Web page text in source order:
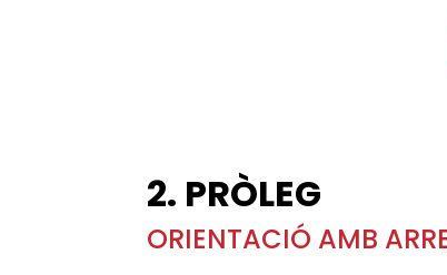
2. PRÒLEG
ORIENTACIÓ AMB